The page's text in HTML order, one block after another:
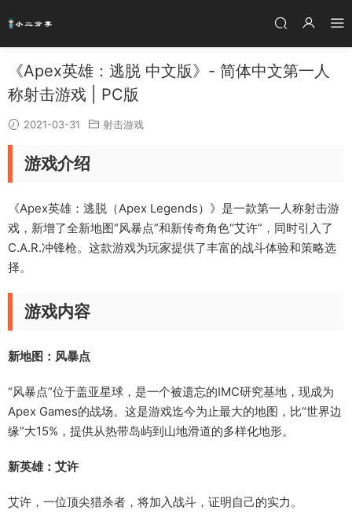
《Apex英雄：逃脱 中文版》- 简体中文第一人
称射击游戏 | PC版
2021-03-31 射击游戏
游戏介绍
《Apex英雄：逃脱（Apex Legends）》是一款第一人称射击游
戏，新增了全新地图“风暴点”和新传奇角色“艾许”，同时引入了
C.A.R.冲锋枪。这款游戏为玩家提供了丰富的战斗体验和策略选
择。
游戏内容
新地图：风暴点
“风暴点”位于盖亚星球，是一个被遗忘的IMC研究基地，现成为
Apex Games的战场。这是游戏迄今为止最大的地图，比“世界边
缘”大15%，提供从热带岛屿到山地滑道的多样化地形。
新英雄：艾许
艾许，一位顶尖猎杀者，将加入战斗，证明自己的实力。